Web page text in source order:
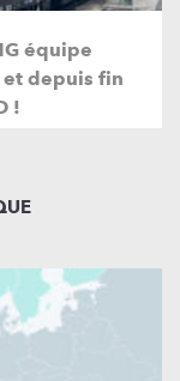
équipe
et depuis fin
!